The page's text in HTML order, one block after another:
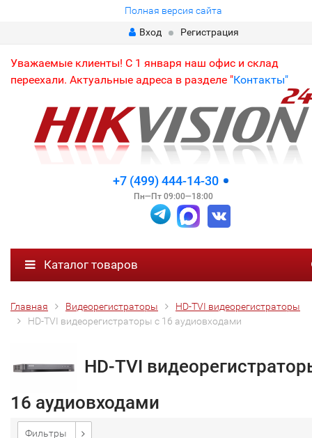
Полная версия сайта
Вход
Регистрация
Уважаемые клиенты! С 1 января наш офис и склад
переехали. Актуальные адреса в разделе "Контакты"
+7 (499) 444-14-30
Пн—Пт 09:00—18:00
Каталог товаров
Главная Видеорегистраторы
HD-TVI видеорегистраторы
HD-TVI видеорегистраторы с 16 аудиовходами
HD-TVI
16 аудиовходами
Фильтры